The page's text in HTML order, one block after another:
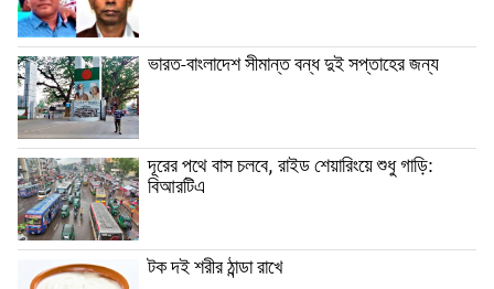
ভারত-বাংলাদেশ সীমান্ত বন্ধ দুই সপ্তাহের জন্য
দূরের পথে বাস চলবে, রাইড শেয়ারিংয়ে শুধু গাড়ি:
বিআরটিএ
টক দই শরীর ঠান্ডা রাখে